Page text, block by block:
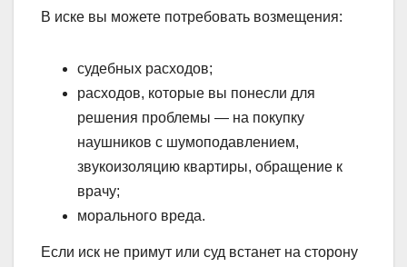
В иске вы можете потребовать возмещения:
судебных расходов;
расходов, которые вы понесли для
решения проблемы — на покупку
наушников с шумоподавлением,
звукоизоляцию квартиры, обращение к
врачу;
морального вреда.
Если иск не примут или суд встанет на сторону